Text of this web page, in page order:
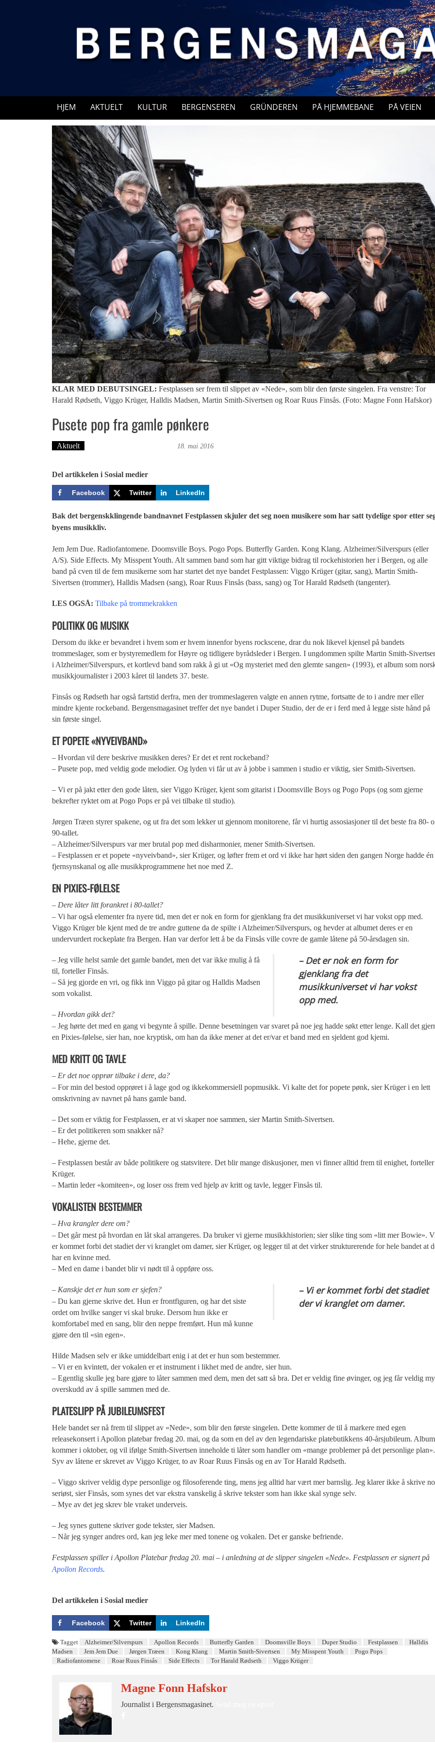
HJEM AKTUELT KULTUR BERGENSEREN GRÜNDEREN PÅ HJEMMEBANE PÅ VEIEN
KLAR MED DEBUTSINGEL: Festplassen ser frem til slippet av «Nede», som blir den første singelen. Fra venstre: Tor
Harald Rødseth, Viggo Krüger, Halldis Madsen, Martin Smith-Sivertsen og Roar Ruus Finsås. (Foto: Magne Fonn Hafskor)
Pusete pop fra gamle pønkere
Aktuelt 18. mai 2016
Del artikkelen i Sosial medier
Facebook Twitter LinkedIn
Bak det bergenskklingende bandnavnet Festplassen skjuler det seg noen musikere som har satt tydelige spor etter
byens musikkliv.
Jem Jem Due. Radiofantomene. Doomsville Boys. Pogo Pops. Butterfly Garden. Kong Klang. Alzheimer/Silverspurs (eller
A/S). Side Effects. My Misspent Youth. Alt sammen band som har gitt viktige bidrag til rockehistorien her i Bergen, og alle
band på cven til de fem musikerne som har startet det nye bandet Festplassen: Viggo Krüger (gitar, sang), Martin Smith-
Sivertsen (trommer), Halldis Madsen (sang), Roar Ruus Finsås (bass, sang) og Tor Harald Rødseth (tangenter).
LES OGSÅ: Tilbake på trommekrakken
POLITIKK OG MUSIKK
Dersom du ikke er bevandret i hvem som er hvem innenfor byens rockscene, drar du nok likevel kjensel på bandets
trommeslager, som er bystyremedlem for Høyre og tidligere byrådsleder i Bergen. I ungdommen spilte Martin Smith-
i Alzheimer/Silverspurs, et kortlevd band som rakk å gi ut «Og mysteriet med den glemte sangen» (1993), et album som
musikkjournalister i 2003 kåret til landets 37. beste.
Finsås og Rødseth har også fartstid derfra, men der trommeslageren valgte en annen rytme, fortsatte de to i andre mer eller
mindre kjente rockeband. Bergensmagasinet treffer det nye bandet i Duper Studio, der de er i ferd med å legge siste hånd på
sin første singel.
ET POPETE «NYVEIVBAND»
– Hvordan vil dere beskrive musikken deres? Er det et rent rockeband?
– Pusete pop, med veldig gode melodier. Og lyden vi får ut av å jobbe i sammen i studio er viktig, sier Smith-Sivertsen.
– Vi er på jakt etter den gode låten, sier Viggo Krüger, kjent som gitarist i Doomsville Boys og Pogo Pops (og som gjerne
bekrefter ryktet om at Pogo Pops er på vei tilbake til studio).
Jørgen Træen styrer spakene, og ut fra det som lekker ut gjennom monitorene, får vi hurtig assosiasjoner til det beste fra 80-
90-tallet.
– Alzheimer/Silverspurs var mer brutal pop med disharmonier, mener Smith-Sivertsen.
– Festplassen er et popete «nyveivband», sier Krüger, og løfter frem et ord vi ikke har hørt siden den gangen Norge hadde én
fjernsynskanal og alle musikkprogrammene het noe med Z.
EN PIXIES-FØLELSE
– Dere låter litt forankret i 80-tallet?
– Vi har også elementer fra nyere tid, men det er nok en form for gjenklang fra det musikkuniverset vi har vokst opp med.
Viggo Krüger ble kjent med de tre andre guttene da de spilte i Alzheimer/Silverspurs, og hevder at albumet deres er en
undervurdert rockeplate fra Bergen. Han var derfor lett å be da Finsås ville covre de gamle låtene på 50-årsdagen sin.
– Det er nok en form for
gjenklang fra det
musikkuniverset vi har vokst
opp med.
– Jeg ville helst samle det gamle bandet, men det var ikke mulig å få
til, forteller Finsås.
– Så jeg gjorde en vri, og fikk inn Viggo på gitar og Halldis Madsen
som vokalist.
– Hvordan gikk det?
– Jeg hørte det med en gang vi begynte å spille. Denne besetningen var svaret på noe jeg hadde søkt etter lenge. Kall det
en Pixies-følelse, sier han, noe kryptisk, om han da ikke mener at det er/var et band med en sjeldent god kjemi.
MED KRITT OG TAVLE
– Er det noe opprør tilbake i dere, da?
– For min del bestod opprøret i å lage god og ikkekommersiell popmusikk. Vi kalte det for popete pønk, sier Krüger i en lett
omskrivning av navnet på hans gamle band.
– Det som er viktig for Festplassen, er at vi skaper noe sammen, sier Martin Smith-Sivertsen.
– Er det politikeren som snakker nå?
– Hehe, gjerne det.
– Festplassen består av både politikere og statsvitere. Det blir mange diskusjoner, men vi finner alltid frem til enighet, forteller
Krüger.
– Martin leder «komiteen», og loser oss frem ved hjelp av kritt og tavle, legger Finsås til.
VOKALISTEN BESTEMMER
– Hva krangler dere om?
– Det går mest på hvordan en låt skal arrangeres. Da bruker vi gjerne musikkhistorien; sier slike ting som «litt mer Bowie».
er kommet forbi det stadiet der vi kranglet om damer, sier Krüger, og legger til at det virker strukturerende for hele bandet at
har en kvinne med.
– Med en dame i bandet blir vi nødt til å oppføre oss.
– Vi er kommet forbi det stadiet
der vi kranglet om damer.
– Kanskje det er hun som er sjefen?
– Du kan gjerne skrive det. Hun er frontfiguren, og har det siste
ordet om hvilke sanger vi skal bruke. Dersom hun ikke er
komfortabel med en sang, blir den neppe fremført. Hun må kunne
gjøre den til «sin egen».
Hilde Madsen selv er ikke umiddelbart enig i at det er hun som bestemmer.
– Vi er en kvintett, der vokalen er et instrument i likhet med de andre, sier hun.
– Egentlig skulle jeg bare gjøre to låter sammen med dem, men det satt så bra. Det er veldig fine øvinger, og jeg får veldig
overskudd av å spille sammen med de.
PLATESLIPP PÅ JUBILEUMSFEST
Hele bandet ser nå frem til slippet av «Nede», som blir den første singelen. Dette kommer de til å markere med egen
releasekonsert i Apollon platebar fredag 20. mai, og da som en del av den legendariske platebutikkens 40-årsjubileum.
kommer i oktober, og vil ifølge Smith-Sivertsen inneholde ti låter som handler om «mange problemer på det personlige plan».
Syv av låtene er skrevet av Viggo Krüger, to av Roar Ruus Finsås og en av Tor Harald Rødseth.
– Viggo skriver veldig dype personlige og filosoferende ting, mens jeg alltid har vært mer barnslig. Jeg klarer ikke å skrive
seriøst, sier Finsås, som synes det var ekstra vanskelig å skrive tekster som han ikke skal synge selv.
– Mye av det jeg skrev ble vraket underveis.
– Jeg synes guttene skriver gode tekster, sier Madsen.
– Når jeg synger andres ord, kan jeg leke mer med tonene og vokalen. Det er ganske befriende.
Festplassen spiller i Apollon Platebar fredag 20. mai – i anledning at de slipper singelen «Nede». Festplassen er signert på
Apollon Records.
Del artikkelen i Sosial medier
Facebook Twitter LinkedIn
Tagget Alzheimer/Silverspurs Apollon Records Butterfly Garden Doomsville Boys Duper Studio Festplassen
Halldis
Madsen
Jem Jem Due Jørgen Træen Kong Klang Martin Smith-Sivertsen My Misspent Youth
Pogo Pops
Radiofantomene
Roar Ruus Finsås Side Effects Tor Harald Rødseth Viggo Krüger
Magne Fonn Hafskor
Journalist i Bergensmagasinet.